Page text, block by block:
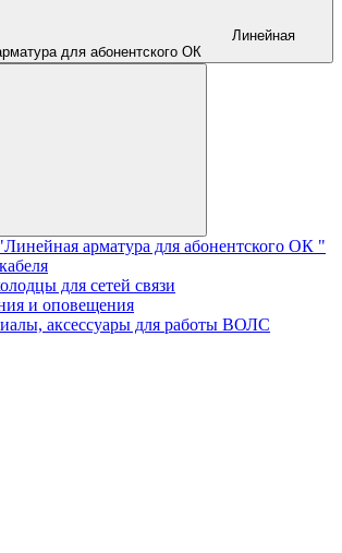
Линейная
для абонентского ОК
арматура для абонентского ОК "
для сетей связи
и оповещения
аксессуары для работы ВОЛС